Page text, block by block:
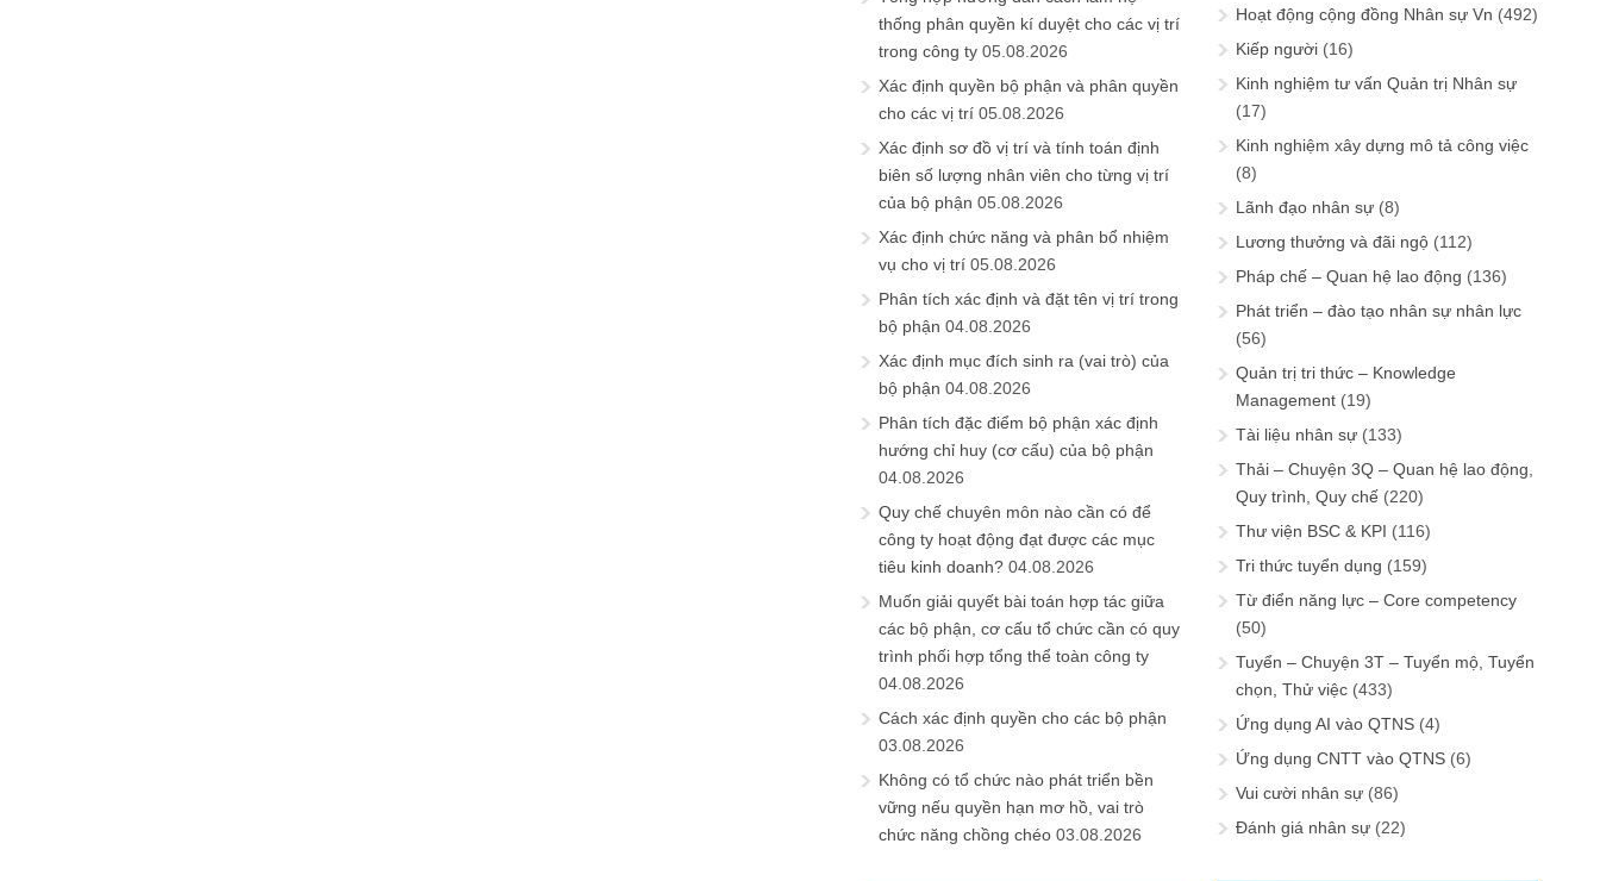
thống phân quyền kí duyệt cho các vị trí
trong công ty 05.08.2026
Xác định quyền bộ phận và phân quyền
cho các vị trí 05.08.2026
Xác định sơ đồ vị trí và tính toán định
biên số lượng nhân viên cho từng vị trí
của bộ phận 05.08.2026
Xác định chức năng và phân bổ nhiệm
vụ cho vị trí 05.08.2026
Phân tích xác định và đặt tên vị trí trong
bộ phận 04.08.2026
Xác định mục đích sinh ra (vai trò) của
bộ phận 04.08.2026
Phân tích đặc điểm bộ phận xác định
hướng chỉ huy (cơ cấu) của bộ phận
04.08.2026
Quy chế chuyên môn nào cần có để
công ty hoạt động đạt được các mục
tiêu kinh doanh? 04.08.2026
Muốn giải quyết bài toán hợp tác giữa
các bộ phận, cơ cấu tổ chức cần có quy
trình phối hợp tổng thể toàn công ty
04.08.2026
Cách xác định quyền cho các bộ phận
03.08.2026
Không có tổ chức nào phát triển bền
vững nếu quyền hạn mơ hồ, vai trò
chức năng chồng chéo 03.08.2026
Hoạt động cộng đồng Nhân sự Vn (492)
Kiếp người (16)
Kinh nghiệm tư vấn Quản trị Nhân sự
(17)
Kinh nghiệm xây dựng mô tả công việc
(8)
Lãnh đạo nhân sự (8)
Lương thưởng và đãi ngộ (112)
Pháp chế – Quan hệ lao động (136)
Phát triển – đào tạo nhân sự nhân lực
(56)
Quản trị tri thức – Knowledge
Management (19)
Tài liệu nhân sự (133)
Thải – Chuyện 3Q – Quan hệ lao động,
Quy trình, Quy chế (220)
Thư viện BSC & KPI (116)
Tri thức tuyển dụng (159)
Từ điển năng lực – Core competency
(50)
Tuyển – Chuyện 3T – Tuyển mộ, Tuyển
chọn, Thử việc (433)
Ứng dụng AI vào QTNS (4)
Ứng dụng CNTT vào QTNS (6)
Vui cười nhân sự (86)
Đánh giá nhân sự (22)